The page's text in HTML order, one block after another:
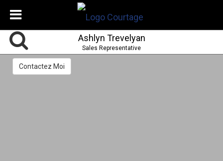
Ashlyn Trevelyan
Sales Representative
Contactez Moi